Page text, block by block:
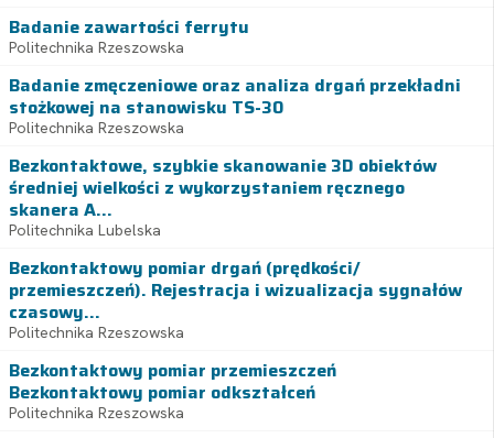
Badanie zawartości ferrytu
Politechnika Rzeszowska
Badanie zmęczeniowe oraz analiza drgań przekładni
stożkowej na stanowisku TS-30
Politechnika Rzeszowska
Bezkontaktowe, szybkie skanowanie 3D obiektów
średniej wielkości z wykorzystaniem ręcznego
skanera A...
Politechnika Lubelska
Bezkontaktowy pomiar drgań (prędkości/
przemieszczeń). Rejestracja i wizualizacja sygnałów
czasowy...
Politechnika Rzeszowska
Bezkontaktowy pomiar przemieszczeń
Bezkontaktowy pomiar odkształceń
Politechnika Rzeszowska